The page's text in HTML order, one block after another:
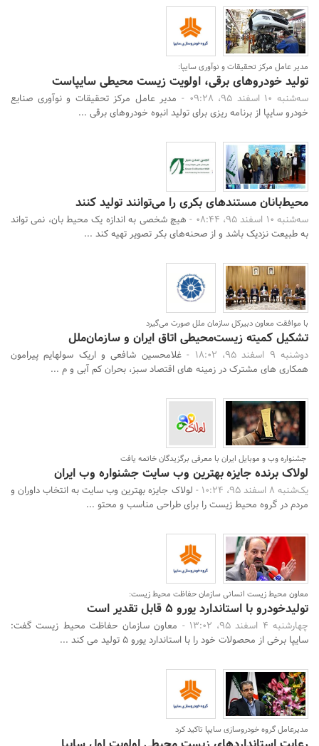
مدیر عامل مرکز تحقیقات و نوآوری سایپا:
تولید خودروهای برقی، اولویت زیست محیطی سایپاست
سه‌شنبه 10 اسفند 95، 09:28 -
مدیر عامل مرکز تحقیقات و نوآوری صنایع
خودرو سایپا از برنامه ریزی برای تولید انبوه خودروهای برقی ...
محیط‌بانان مستندهای بکری را می‌توانند تولید کنند
سه‌شنبه 10 اسفند 95، 08:44 -
هیچ شخصی به اندازه یک محیط بان، نمی تواند
به طبیعت نزدیک باشد و از صحنه‌های بکر تصویر تهیه کند ...
با موافقت معاون دبیرکل سازمان‌ ملل صورت می‌گیرد
تشکیل کمیته زیست‌محیطی اتاق ایران‌ و سازمان‌ملل
دوشنبه 9 اسفند 95، 18:02 -
غلامحسین شافعی و اریک سولهایم پیرامون
همکاری های مشترک در زمینه های اقتصاد سبز، بحران کم آبی و م ...
جشنواره وب و موبایل ایران با معرفی برگزیدگان خاتمه یافت
لولاک برنده جایزه بهترین وب سایت جشنواره وب ایران
یک‌شنبه 8 اسفند 95، 10:24 -
لولاک جایزه بهترین وب سایت به انتخاب داوران و
مردم در گروه محیط زیست را برای طراحی مناسب و محتو ...
معاون محیط زیست انسانی سازمان حفاظت محیط زیست:
تولیدخودرو با استاندارد یورو 5 قابل تقدیر است
چهارشنبه 4 اسفند 95، 13:02 -
معاون سازمان حفاظت محیط زیست گفت:
سایپا برخی از محصولات خود را با استاندارد یورو 5 تولید می کند ...
مدیرعامل گروه خودروسازی سایپا تاکید کرد